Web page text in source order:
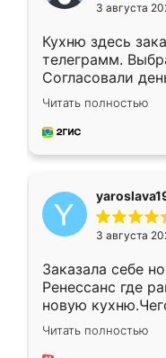
3 августа
Кухню здесь
телеграмм.
Согласовали
недели кухня
довольны
мебель за
Читать полностью
3 августа
Заказала себе
Ренессанс где
новую
вполне
два года,
Читать полностью